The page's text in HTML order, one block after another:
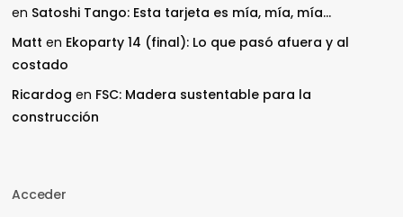
en Satoshi Tango: Esta tarjeta es mía, mía, mía…
Matt en Ekoparty 14 (final): Lo que pasó afuera y al
costado
Ricardog en FSC: Madera sustentable para la
construcción
Acceder